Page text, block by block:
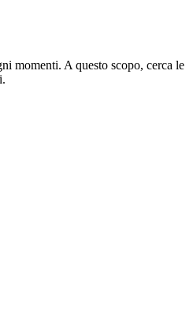
momenti. A questo scopo, cerca le